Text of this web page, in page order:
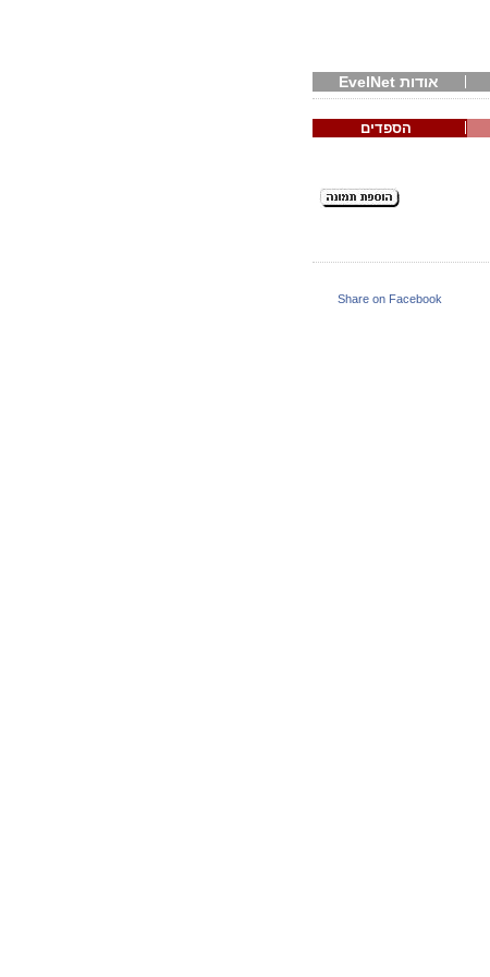
אודות EvelNet
הספדים
Share on Facebook